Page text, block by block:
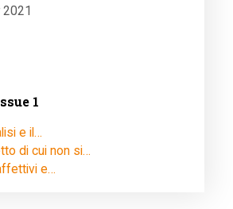
2021
1
e il…
di cui non si…
e…